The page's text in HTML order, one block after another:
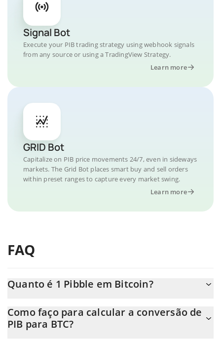
Signal Bot
Execute your PIB trading strategy using webhook signals
from any source or using a TradingView Strategy.
Learn more
GRID Bot
Capitalize on PIB price movements 24/7, even in sideways
markets. The Grid Bot places smart buy and sell orders
within preset ranges to capture every market swing.
Learn more
FAQ
Quanto é 1 Pibble em Bitcoin?
Neste momento, 1 Pibble equivale a 2.164e-9 BTC
Como faço para calcular a conversão de
PIB para BTC?